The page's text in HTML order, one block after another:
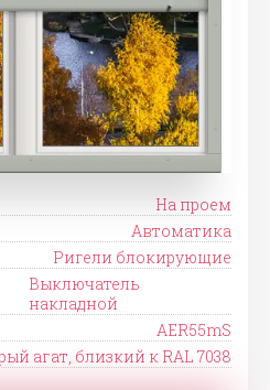
На проем
Автоматика
Ригели блокирующие
Выключатель
накладной
AER55mS
агат, близкий к RAL 7038